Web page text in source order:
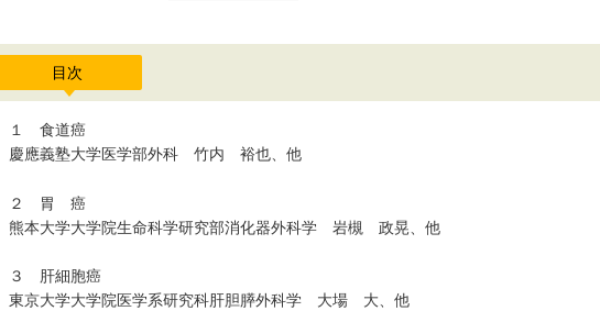
目次
１ 食道癌
慶應義塾大学医学部外科 竹内 裕也、他
２ 胃 癌
熊本大学大学院生命科学研究部消化器外科学 岩槻 政晃、他
３ 肝細胞癌
東京大学大学院医学系研究科肝胆膵外科学 大場 大、他